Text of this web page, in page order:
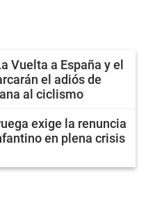
Vuelta a España y el
el adiós de
al ciclismo
exige la renuncia
en plena crisis